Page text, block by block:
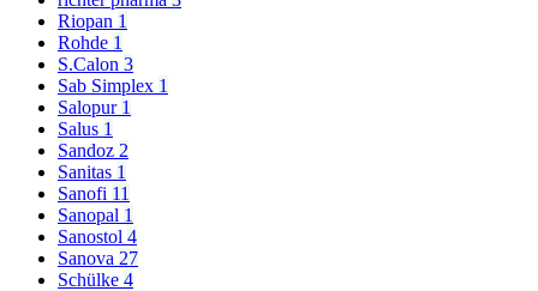
Riopan 1
Rohde 1
S.Calon 3
Sab Simplex 1
Salopur 1
Salus 1
Sandoz 2
Sanitas 1
Sanofi 11
Sanopal 1
Sanostol 4
Sanova 27
Schülke 4